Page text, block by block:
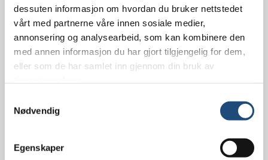
dessuten informasjon om hvordan du bruker nettstedet
vårt med partnerne våre innen sosiale medier,
annonsering og analysearbeid, som kan kombinere den
med annen informasjon du har gjort tilgjengelig for dem,
eller som de har samlet inn gjennom din bruk av
Nødvendig
Egenskaper
For alle med lese- og skrivevansker,
matematikkvansker og språkvansker
Innlegg merket ‘digital bok’